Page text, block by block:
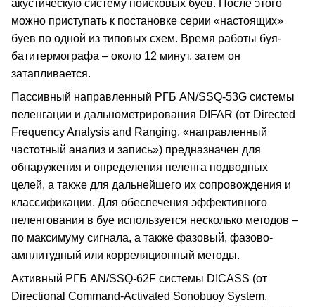
акустическую систему поисковых буев. После этого
можно приступать к постановке серии «настоящих»
буев по одной из типовых схем. Время работы буя-
батитермографа – около 12 минут, затем он
затапливается.
Пассивный направленный РГБ AN/SSQ-53G системы
пеленгации и дальнометрирования DIFAR (от Directed
Frequency Analysis and Ranging, «направленный
частотный анализ и запись») предназначен для
обнаружения и определения пеленга подводных
целей, а также для дальнейшего их сопровождения и
классификации. Для обеспечения эффективного
пеленгования в буе используется несколько методов –
по максимуму сигнала, а также фазовый, фазово-
амплитудный или корреляционный методы.
Активный РГБ AN/SSQ-62F системы DICASS (от
Directional Command-Activated Sonobuoy System,